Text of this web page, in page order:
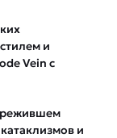
и
Vein с
и